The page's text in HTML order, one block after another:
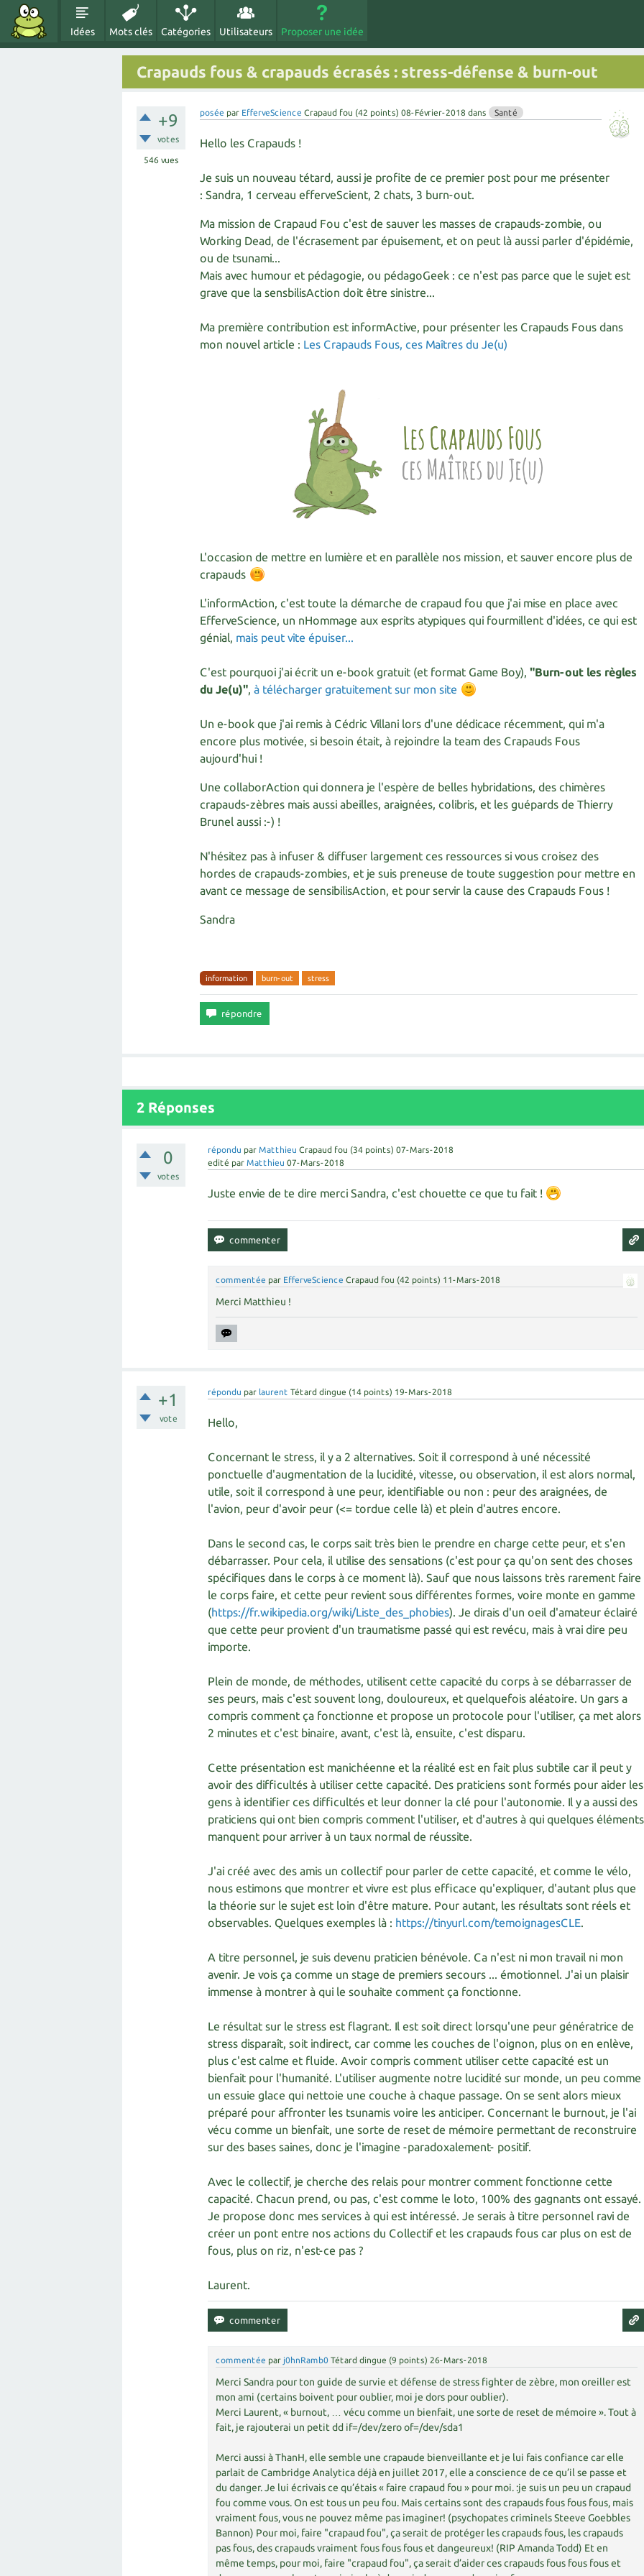
Idées Mots clés Catégories Utilisateurs Proposer une idée
Crapauds fous & crapauds écrasés : stress-défense & burn-out
+9
votes
546 vues
posée par EfferveScience Crapaud fou (42 points) 08-Février-2018 dans Santé
Hello les Crapauds !
Je suis un nouveau tétard, aussi je profite de ce premier post pour me présenter
: Sandra, 1 cerveau efferveScient, 2 chats, 3 burn-out.
Ma mission de Crapaud Fou c'est de sauver les masses de crapauds-zombie, ou
Working Dead, de l'écrasement par épuisement, et on peut là aussi parler d'épidémie,
ou de tsunami...
Mais avec humour et pédagogie, ou pédagoGeek : ce n'est pas parce que le sujet est
grave que la sensbilisAction doit être sinistre...
Ma première contribution est informActive, pour présenter les Crapauds Fous dans
mon nouvel article : Les Crapauds Fous, ces Maîtres du Je(u)
L'occasion de mettre en lumière et en parallèle nos mission, et sauver encore plus de
crapauds
L'informAction, c'est toute la démarche de crapaud fou que j'ai mise en place avec
EfferveScience, un nHommage aux esprits atypiques qui fourmillent d'idées, ce qui est
génial, mais peut vite épuiser...
C'est pourquoi j'ai écrit un e-book gratuit (et format Game Boy), "Burn-out les règles
du Je(u)", à télécharger gratuitement sur mon site
Un e-book que j'ai remis à Cédric Villani lors d'une dédicace récemment, qui m'a
encore plus motivée, si besoin était, à rejoindre la team des Crapauds Fous
aujourd'hui !
Une collaborAction qui donnera je l'espère de belles hybridations, des chimères
crapauds-zèbres mais aussi abeilles, araignées, colibris, et les guépards de Thierry
Brunel aussi :-) !
N'hésitez pas à infuser & diffuser largement ces ressources si vous croisez des
hordes de crapauds-zombies, et je suis preneuse de toute suggestion pour mettre en
avant ce message de sensibilisAction, et pour servir la cause des Crapauds Fous !
Sandra
information burn-out stress
2 Réponses
0
votes
répondu parMatthieu Crapaud fou (34 points) 07-Mars-2018
edité parMatthieu 07-Mars-2018
Juste envie de te dire merci Sandra, c'est chouette ce que tu fait !
commentée par EfferveScience Crapaud fou (42 points) 11-Mars-2018
Merci Matthieu !
+1
vote
répondu par laurent Tétard dingue (14 points) 19-Mars-2018
Hello,
Concernant le stress, il y a 2 alternatives. Soit il correspond à uné nécessité
ponctuelle d'augmentation de la lucidité, vitesse, ou observation, il est alors normal,
utile, soit il correspond à une peur, identifiable ou non : peur des araignées, de
l'avion, peur d'avoir peur (<= tordue celle là) et plein d'autres encore.
Dans le second cas, le corps sait très bien le prendre en charge cette peur, et s'en
débarrasser. Pour cela, il utilise des sensations (c'est pour ça qu'on sent des choses
spécifiques dans le corps à ce moment là). Sauf que nous laissons très rarement faire
le corps faire, et cette peur revient sous différentes formes, voire monte en gamme
(https://fr.wikipedia.org/wiki/Liste_des_phobies). Je dirais d'un oeil d'amateur éclairé
que cette peur provient d'un traumatisme passé qui est revécu, mais à vrai dire peu
importe.
Plein de monde, de méthodes, utilisent cette capacité du corps à se débarrasser de
ses peurs, mais c'est souvent long, douloureux, et quelquefois aléatoire. Un gars a
compris comment ça fonctionne et propose un protocole pour l'utiliser, ça met alors
2 minutes et c'est binaire, avant, c'est là, ensuite, c'est disparu.
Cette présentation est manichéenne et la réalité est en fait plus subtile car il peut y
avoir des difficultés à utiliser cette capacité. Des praticiens sont formés pour aider les
gens à identifier ces difficultés et leur donner la clé pour l'autonomie. Il y a aussi des
praticiens qui ont bien compris comment l'utiliser, et d'autres à qui quelques éléments
manquent pour arriver à un taux normal de réussite.
J'ai créé avec des amis un collectif pour parler de cette capacité, et comme le vélo,
nous estimons que montrer et vivre est plus efficace qu'expliquer, d'autant plus que
la théorie sur le sujet est loin d'être mature. Pour autant, les résultats sont réels et
observables. Quelques exemples là : https://tinyurl.com/temoignagesCLE.
A titre personnel, je suis devenu praticien bénévole. Ca n'est ni mon travail ni mon
avenir. Je vois ça comme un stage de premiers secours ... émotionnel. J'ai un plaisir
immense à montrer à qui le souhaite comment ça fonctionne.
Le résultat sur le stress est flagrant. Il est soit direct lorsqu'une peur génératrice de
stress disparaît, soit indirect, car comme les couches de l'oignon, plus on en enlève,
plus c'est calme et fluide. Avoir compris comment utiliser cette capacité est un
bienfait pour l'humanité. L'utiliser augmente notre lucidité sur monde, un peu comme
un essuie glace qui nettoie une couche à chaque passage. On se sent alors mieux
préparé pour affronter les tsunamis voire les anticiper. Concernant le burnout, je l'ai
vécu comme un bienfait, une sorte de reset de mémoire permettant de reconstruire
sur des bases saines, donc je l'imagine -paradoxalement- positif.
Avec le collectif, je cherche des relais pour montrer comment fonctionne cette
capacité. Chacun prend, ou pas, c'est comme le loto, 100% des gagnants ont essayé.
Je propose donc mes services à qui est intéressé. Je serais à titre personnel ravi de
créer un pont entre nos actions du Collectif et les crapauds fous car plus on est de
fous, plus on riz, n'est-ce pas ?
Laurent.
commentée par j0hnRamb0 Tétard dingue (9 points) 26-Mars-2018
Merci Sandra pour ton guide de survie et défense de stress fighter de zèbre, mon oreiller est
mon ami (certains boivent pour oublier, moi je dors pour oublier).
Merci Laurent, « burnout, … vécu comme un bienfait, une sorte de reset de mémoire ». Tout à
fait, je rajouterai un petit dd if=/dev/zero of=/dev/sda1
Merci aussi à ThanH, elle semble une crapaude bienveillante et je lui fais confiance car elle
parlait de Cambridge Analytica déjà en juillet 2017, elle a conscience de ce qu’il se passe et
du danger. Je lui écrivais ce qu’étais « faire crapaud fou » pour moi. :je suis un peu un crapaud
fou comme vous. On est tous un peu fou. Mais certains sont des crapauds fous fous fous, mais
vraiment fous, vous ne pouvez même pas imaginer! (psychopates criminels Steeve Goebbles
Bannon) Pour moi, faire "crapaud fou", ça serait de protéger les crapauds fous, les crapauds
pas fous, des crapauds vraiment fous fous fous et dangeureux! (RIP Amanda Todd) Et en
même temps, pour moi, faire "crapaud fou", ça serait d’aider ces crapauds fous fous fous et